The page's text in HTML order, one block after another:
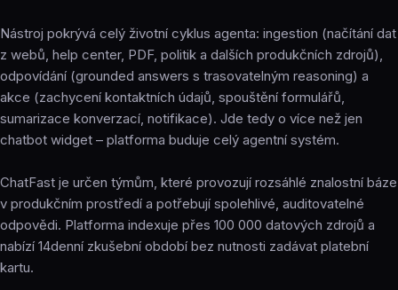
Nástroj pokrývá celý životní cyklus agenta: ingestion (načítání dat
z webů, help center, PDF, politik a dalších produkčních zdrojů),
odpovídání (grounded answers s trasovatelným reasoning) a
akce (zachycení kontaktních údajů, spouštění formulářů,
sumarizace konverzací, notifikace). Jde tedy o více než jen
chatbot widget – platforma buduje celý agentní systém.
ChatFast je určen týmům, které provozují rozsáhlé znalostní báze
v produkčním prostředí a potřebují spolehlivé, auditovatelné
odpovědi. Platforma indexuje přes 100 000 datových zdrojů a
nabízí 14denní zkušební období bez nutnosti zadávat platební
kartu.